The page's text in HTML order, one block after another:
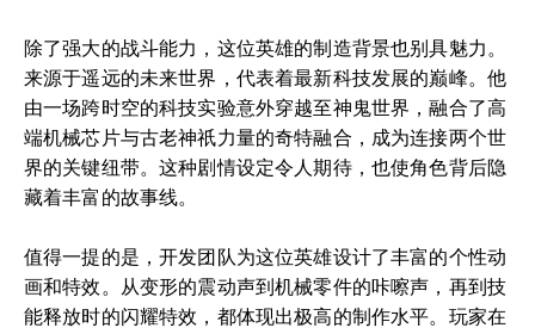
除了强大的战斗能力，这位英雄的制造背景也别具魅力。
来源于遥远的未来世界，代表着最新科技发展的巅峰。他
由一场跨时空的科技实验意外穿越至神鬼世界，融合了高
端机械芯片与古老神祇力量的奇特融合，成为连接两个世
界的关键纽带。这种剧情设定令人期待，也使角色背后隐
藏着丰富的故事线。
值得一提的是，开发团队为这位英雄设计了丰富的个性动
画和特效。从变形的震动声到机械零件的咔嚓声，再到技
能释放时的闪耀特效，都体现出极高的制作水平。玩家在